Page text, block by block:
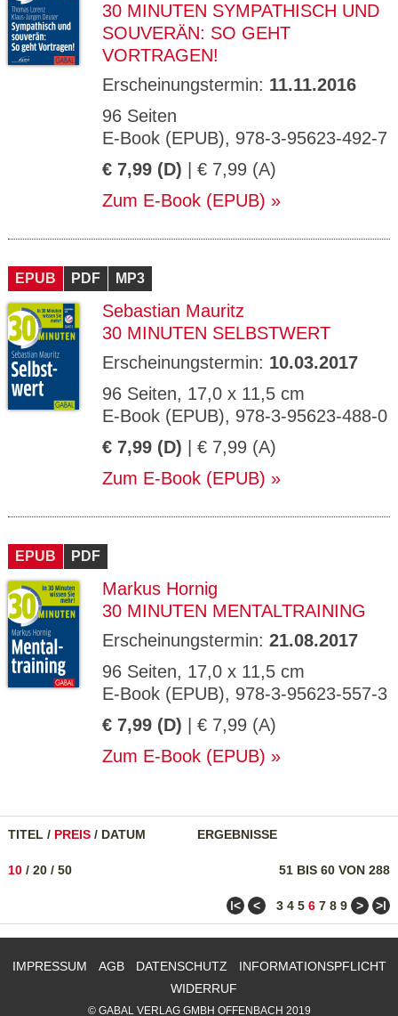
30 MINUTEN SYMPATHISCH UND
SOUVERÄN: SO GEHT
VORTRAGEN!
Erscheinungstermin: 11.11.2016
96 Seiten
E-Book (EPUB), 978-3-95623-492-7
€ 7,99 (D) | € 7,99 (A)
Zum E-Book (EPUB)
EPUB PDF MP3
Sebastian Mauritz
30 MINUTEN SELBSTWERT
Erscheinungstermin: 10.03.2017
96 Seiten, 17,0 x 11,5 cm
E-Book (EPUB), 978-3-95623-488-0
€ 7,99 (D) | € 7,99 (A)
Zum E-Book (EPUB)
EPUB PDF
Markus Hornig
30 MINUTEN MENTALTRAINING
Erscheinungstermin: 21.08.2017
96 Seiten, 17,0 x 11,5 cm
E-Book (EPUB), 978-3-95623-557-3
€ 7,99 (D) | € 7,99 (A)
Zum E-Book (EPUB)
TITEL / PREIS / DATUM ERGEBNISSE
51 BIS 60 VON 288
10 / 20 / 50
ǀ< < 3 4 5 6 7 8 9 > >ǀ
IMPRESSUM AGB DATENSCHUTZ
INFORMATIONSPFLICHT
WIDERRUF
© GABAL VERLAG GMBH OFFENBACH 2019